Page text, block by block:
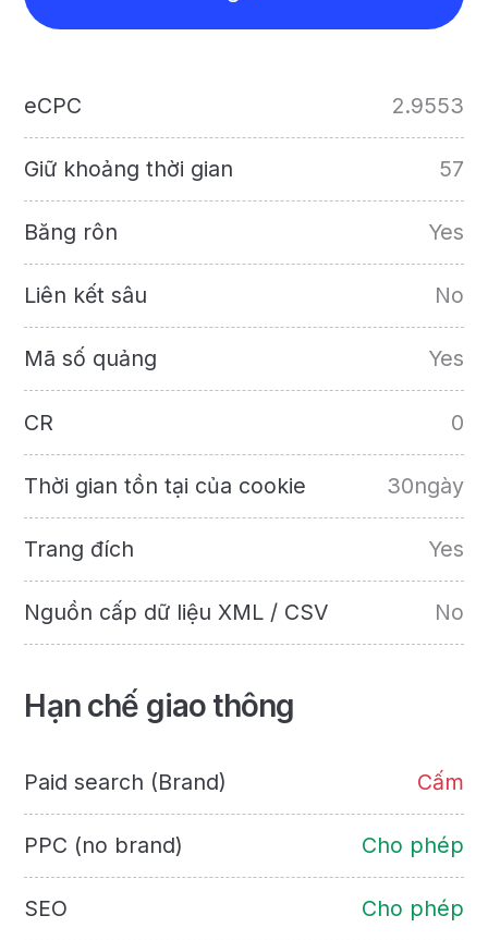
eCPC 2.9553
Giữ khoảng thời gian 57
Băng rôn Yes
Liên kết sâu No
Mã số quảng Yes
CR 0
Thời gian tồn tại của cookie 30ngày
Trang đích Yes
Nguồn cấp dữ liệu XML / CSV No
Hạn chế giao thông
Paid search (Brand) Cấm
PPC (no brand) Cho phép
SEO Cho phép